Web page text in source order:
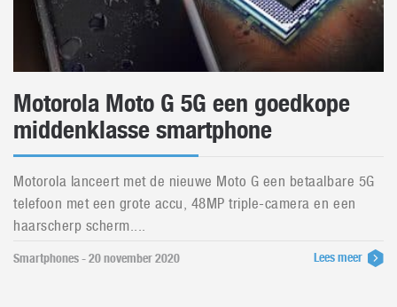
Motorola Moto G 5G een goedkope
middenklasse smartphone
Motorola lanceert met de nieuwe Moto G een betaalbare 5G
telefoon met een grote accu, 48MP triple-camera en een
haarscherp scherm....
Smartphones - 20 november 2020 Lees meer